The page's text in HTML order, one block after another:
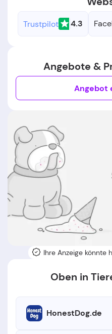
Trustpilot 4.3
Angebote &
Angebot
Ihre Anzeige könnte
Oben in
HonestDog.de